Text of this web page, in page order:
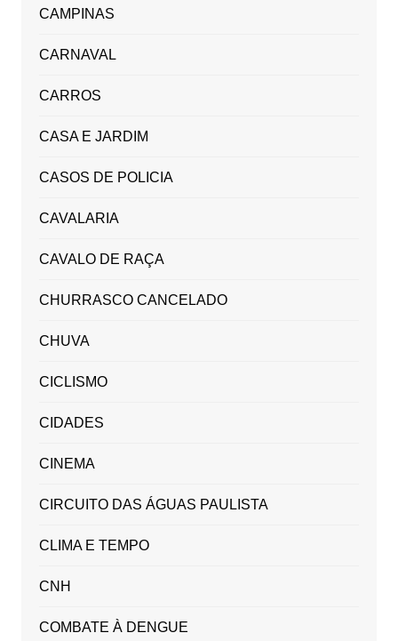
CAMPINAS
CARNAVAL
CARROS
CASA E JARDIM
CASOS DE POLICIA
CAVALARIA
CAVALO DE RAÇA
CHURRASCO CANCELADO
CHUVA
CICLISMO
CIDADES
CINEMA
CIRCUITO DAS ÁGUAS PAULISTA
CLIMA E TEMPO
CNH
COMBATE À DENGUE